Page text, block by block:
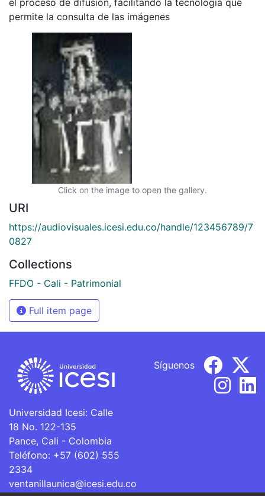
permite la consulta de las imágenes
Click on the image to open the gallery.
URI
https://audiovisuales.icesi.edu.co/handle/123456789/7
0827
Collections
FFDO - Cali - Patrimonial
Full item page
Universidad Icesi: Calle
18 No. 122-135
Pance, Cali - Colombia
Teléfono: +57 (602) 555
2334
ventanillaunica@icesi.edu.co
Síguenos